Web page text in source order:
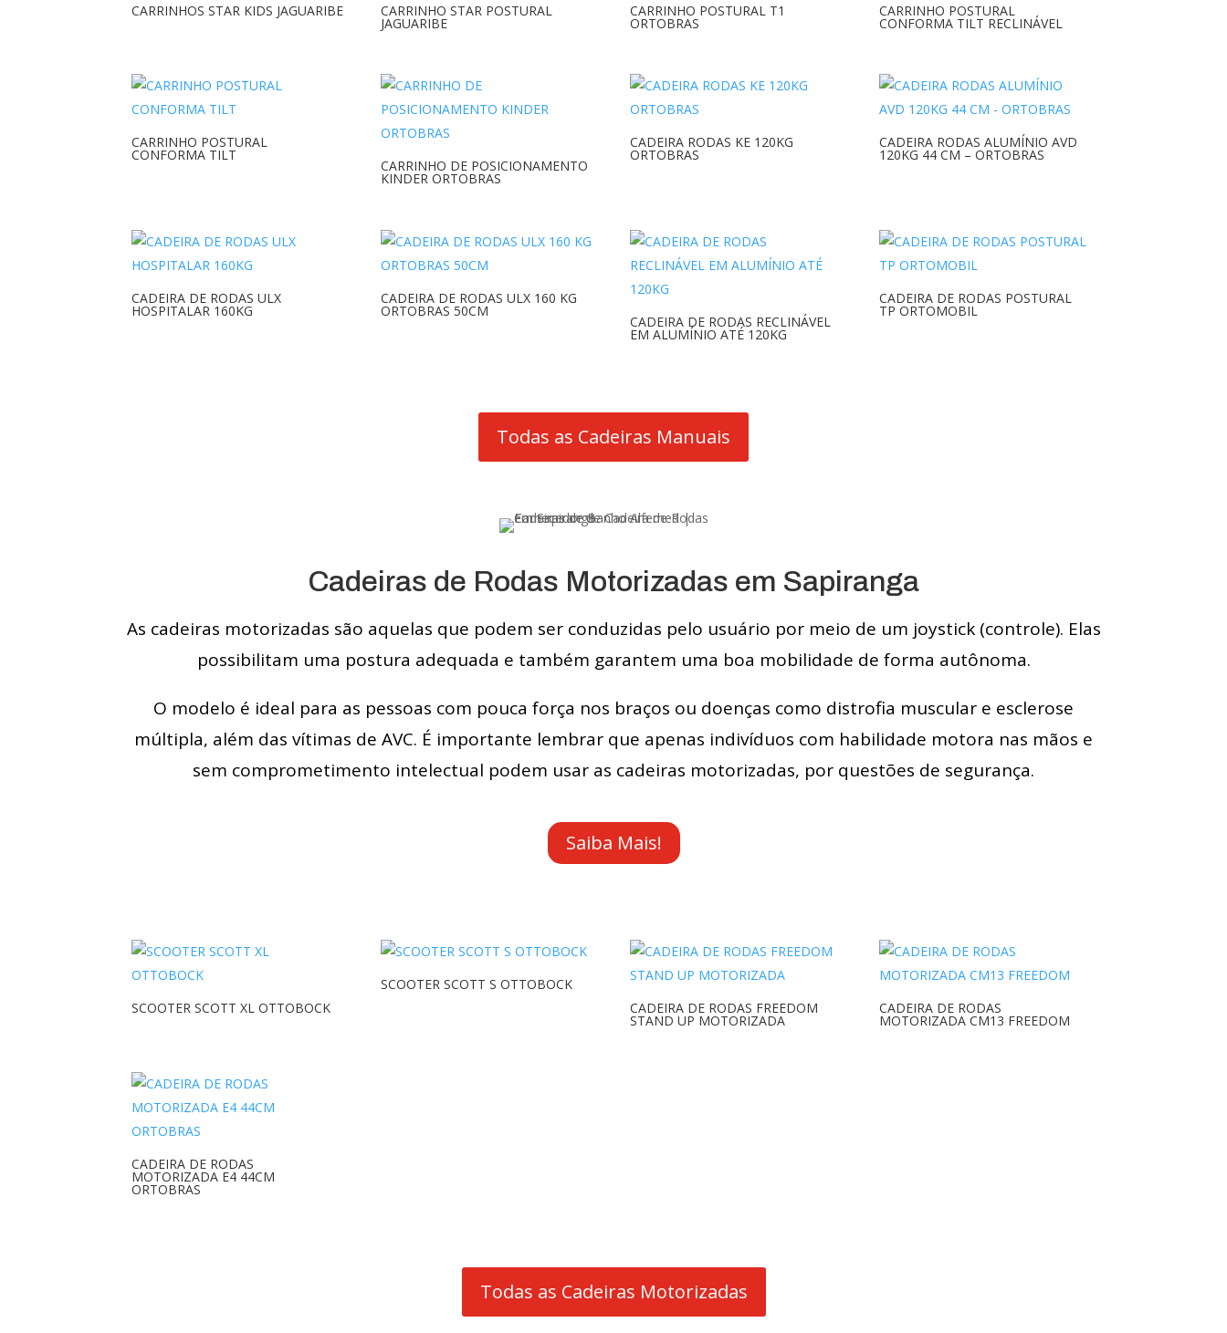
CARRINHOS STAR KIDS JAGUARIBE CARRINHO STAR POSTURAL
JAGUARIBE
CARRINHO POSTURAL T1
ORTOBRAS
CARRINHO POSTURAL
CONFORMA TILT RECLINÁVEL
CARRINHO POSTURAL
CONFORMA TILT
CARRINHO DE POSICIONAMENTO
KINDER ORTOBRAS
CADEIRA RODAS KE 120KG
ORTOBRAS
CADEIRA RODAS ALUMÍNIO AVD
120KG 44 CM – ORTOBRAS
CADEIRA DE RODAS ULX
HOSPITALAR 160KG
CADEIRA DE RODAS ULX 160 KG
ORTOBRAS 50CM
CADEIRA DE RODAS RECLINÁVEL
EM ALUMÍNIO ATÉ 120KG
CADEIRA DE RODAS POSTURAL
TP ORTOMOBIL
Todas as Cadeiras Manuais
Cadeiras de Rodas Motorizadas em Sapiranga
As cadeiras motorizadas são aquelas que podem ser conduzidas pelo usuário por meio de um joystick (controle). Elas
possibilitam uma postura adequada e também garantem uma boa mobilidade de forma autônoma.
O modelo é ideal para as pessoas com pouca força nos braços ou doenças como distrofia muscular e esclerose
múltipla, além das vítimas de AVC. É importante lembrar que apenas indivíduos com habilidade motora nas mãos e
sem comprometimento intelectual podem usar as cadeiras motorizadas, por questões de segurança.
Saiba Mais!
SCOOTER SCOTT XL OTTOBOCK
SCOOTER SCOTT S OTTOBOCK
CADEIRA DE RODAS FREEDOM
STAND UP MOTORIZADA
CADEIRA DE RODAS
MOTORIZADA CM13 FREEDOM
CADEIRA DE RODAS
MOTORIZADA E4 44CM
ORTOBRAS
Todas as Cadeiras Motorizadas